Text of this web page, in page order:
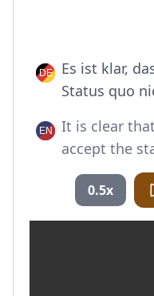
Es ist klar,
Status quo
It is clear
accept the
0.5x